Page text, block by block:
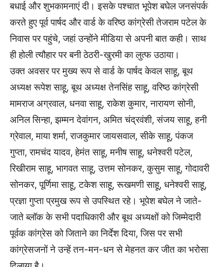
बधाई और शुभकामनाएं दी। इसके पश्चात भूपेश बघेल जनसंपर्क
करते हुए पूर्व पार्षद और वार्ड के वरिष्ठ कांग्रेसी तेजराम पटेल के
निवास पर पहुंचे, जहां उन्होंने मीडिया से अपनी बात कही। साथ
ही होली त्यौहार पर बनी ठेठरी-खुरमी का लुत्फ उठाया।
उक्त अवसर पर मुख्य रूप से वार्ड के पार्षद केवल साहू, बूथ
अध्यक्ष रूपेश साहू, बूथ अध्यक्ष तेनसिंह साहू, वरिष्ठ कांग्रेसी
मामराज अग्रवाल, धनवा साहू, राकेश कुमार, नारायण सोनी,
अनिल सिन्हा, झम्मन देवांगन, अमित चंद्रवंशी, संजय साहू, हनी
ग्रेवाल, माया शर्मा, राजकुमार जायसवाल, सीके साहू, पंकज
गुप्ता, रामचंद यादव, हेमंत साहू, मनीष साहू, धनेश्वरी पटेल,
रिखीराम साहू, भागवत साहू, उत्तम सोनकर, कुसुम साहू, गोदावरी
सोनकर, पूर्णिमा साहू, टकेश साहू, रूखमणी साहू, धनेश्वरी साहू,
प्रज्ञा गुप्ता प्रमुख रूप से उपस्थित रहे। भूपेश बघेल ने जाते-
जाते ब्लॉक के सभी पदाधिकारी और बूथ अध्यक्षों को जिम्मेदारी
पूर्वक कांग्रेस को जिताने का निर्देश दिया, जिस पर सभी
कांग्रेसजनों ने उन्हें तन-मन-धन से मेहनत कर जीत का भरोसा